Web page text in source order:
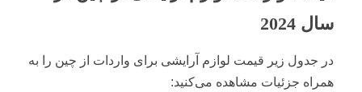
سال 2024
در جدول زیر قیمت لوازم آرایشی برای واردات از چین را به
همراه جزئیات مشاهده می‌کنید: